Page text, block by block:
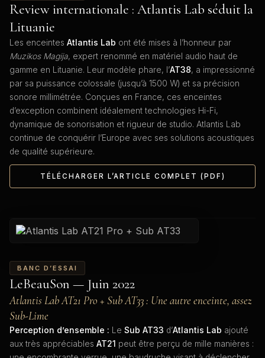
Review internationale : Atlantis Lab séduit la
Lituanie
Les enceintes Atlantis Lab ont été mises à l’honneur par
Muzikos Magija, expert renommé en matériel audio haut de
gamme en Lituanie. Leur modèle phare, l’AT38, a impressionné
par sa puissance colossale (jusqu’à 1500 W) et sa précision
sonore millimétrée. Conçues en France, ces enceintes
d’exception combinent idéalement technologies Hi-Fi,
dynamique de sonorisation et rigueur de studio. Atlantis Lab
continue de conquérir l’Europe avec ses solutions acoustiques
de qualité supérieure.
TÉLÉCHARGER L’ARTICLE COMPLET (PDF)
BANC D’ESSAI
LeBeauSon — Juin 2022
Atlantis Lab AT21 Pro + Sub AT33 : Une autre enceinte, assez
Sub-Lime
Perception d’ensemble : Le Sub AT33 d’Atlantis Lab ajouté
aux très appréciables AT21 peut être perçu de mille manières :